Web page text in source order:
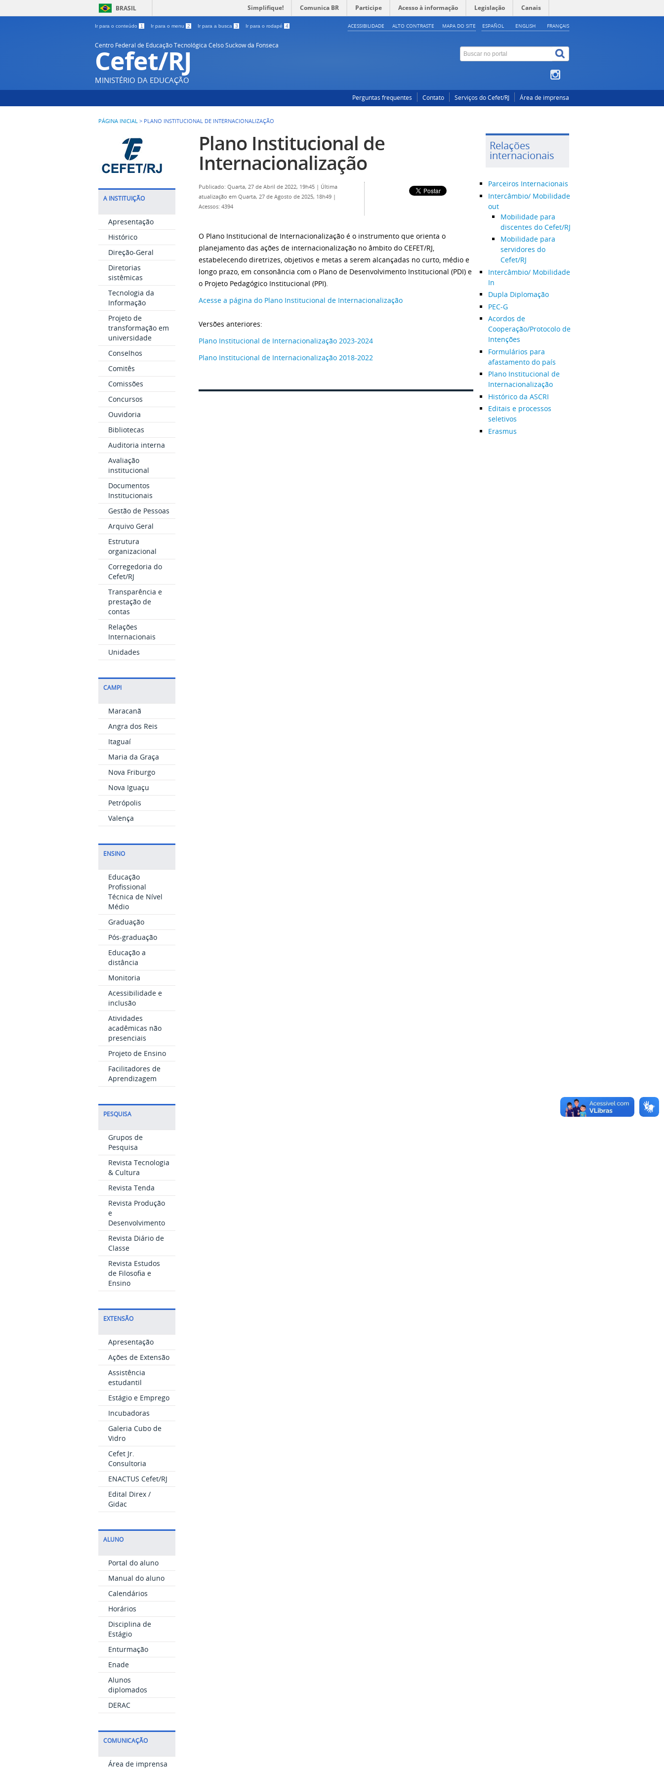
BRASIL Simplifique! Comunica BR Participe Acesso à informação Legislação Canais
Ir para o conteúdo 1 Ir para o menu 2 Ir para a busca 3 Ir para o rodapé 4 ESPAÑOL ENGLISH FRANÇAIS
ACESSIBILIDADE ALTO CONTRASTE MAPA DO SITE
Centro Federal de Educação Tecnológica Celso Suckow da Fonseca
Cefet/RJ
MINISTÉRIO DA EDUCAÇÃO
Perguntas frequentes Contato Serviços do Cefet/RJ Área de imprensa
PÁGINA INICIAL > PLANO INSTITUCIONAL DE INTERNACIONALIZAÇÃO
A INSTITUIÇÃO
Apresentação
Histórico
Direção-Geral
Diretorias
sistêmicas
Tecnologia da
Informação
Projeto de
transformação em
universidade
Conselhos
Comitês
Comissões
Concursos
Ouvidoria
Bibliotecas
Auditoria interna
Avaliação
institucional
Documentos
Institucionais
Gestão de Pessoas
Arquivo Geral
Estrutura
organizacional
Corregedoria do
Cefet/RJ
Transparência e
prestação de
contas
Relações
Internacionais
Unidades
CAMPI
Maracanã
Angra dos Reis
Itaguaí
Maria da Graça
Nova Friburgo
Nova Iguaçu
Petrópolis
Valença
ENSINO
Educação
Profissional
Técnica de Nível
Médio
Graduação
Pós-graduação
Educação a
distância
Monitoria
Acessibilidade e
inclusão
Atividades
acadêmicas não
presenciais
Projeto de Ensino
Facilitadores de
Aprendizagem
PESQUISA
Grupos de
Pesquisa
Revista Tecnologia
& Cultura
Revista Tenda
Revista Produção
e
Desenvolvimento
Revista Diário de
Classe
Revista Estudos
de Filosofia e
Ensino
EXTENSÃO
Apresentação
Ações de Extensão
Assistência
estudantil
Estágio e Emprego
Incubadoras
Galeria Cubo de
Vidro
Cefet Jr.
Consultoria
ENACTUS Cefet/RJ
Edital Direx /
Gidac
ALUNO
Portal do aluno
Manual do aluno
Calendários
Horários
Disciplina de
Estágio
Enturmação
Enade
Alunos
diplomados
DERAC
COMUNICAÇÃO
Área de imprensa
Plano Institucional de
Internacionalização
Publicado: Quarta, 27 de Abril de 2022, 19h45 | Última
atualização em Quarta, 27 de Agosto de 2025, 18h49 |
Acessos: 4394
O Plano Institucional de Internacionalização é o instrumento que orienta o
planejamento das ações de internacionalização no âmbito do CEFET/RJ,
estabelecendo diretrizes, objetivos e metas a serem alcançadas no curto, médio e
longo prazo, em consonância com o Plano de Desenvolvimento Institucional (PDI) e
o Projeto Pedagógico Institucional (PPI).
Acesse a página do Plano Institucional de Internacionalização
Versões anteriores:
Plano Institucional de Internacionalização 2023-2024
Plano Institucional de Internacionalização 2018-2022
Relações
internacionais
Parceiros Internacionais
Intercâmbio/ Mobilidade
out
Mobilidade para
discentes do Cefet/RJ
Mobilidade para
servidores do
Cefet/RJ
Intercâmbio/ Mobilidade
In
Dupla Diplomação
PEC-G
Acordos de
Cooperação/Protocolo de
Intenções
Formulários para
afastamento do país
Plano Institucional de
Internacionalização
Histórico da ASCRI
Editais e processos
seletivos
Erasmus